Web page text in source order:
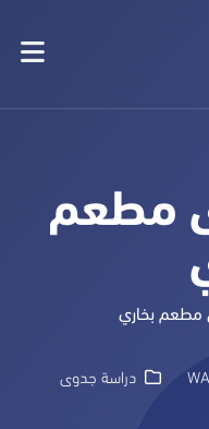
مطعم
مطعم بخاري
دراسة جدوى